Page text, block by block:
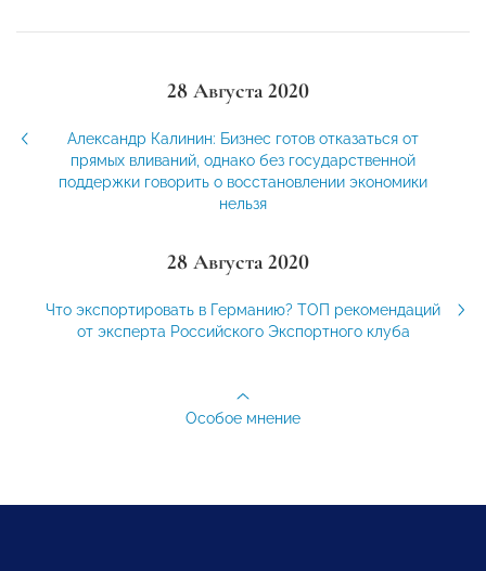
28 Августа 2020
Александр Калинин: Бизнес готов отказаться от
прямых вливаний, однако без государственной
поддержки говорить о восстановлении экономики
нельзя
28 Августа 2020
Что экспортировать в Германию? ТОП рекомендаций
от эксперта Российского Экспортного клуба
Особое мнение